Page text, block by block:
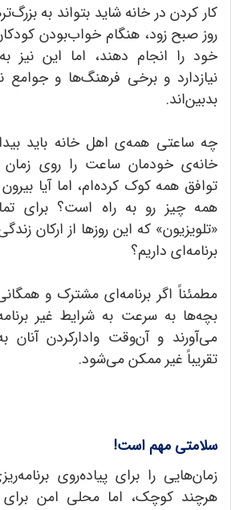
کار کردن در خانه شاید بتواند به
روز صبح زود، هنگام خواب‌بودن
خود را انجام دهند، اما این نیز
نیازدارد و برخی فرهنگ‌ها و جوامع
بدبین‌اند.
چه ساعتی همه‌ی اهل خانه باید
خانه‌ی خودمان ساعت را روی
توافق همه کوک کرده‌ام، اما آیا
همه چیز رو به راه است؟ برای
«تلویزیون» که این روزها از ارکان
برنامه‌ای داریم؟
مطمئناً اگر برنامه‌ای مشترک و
بچه‌ها به سرعت به شرایط غیر
می‌آورند و آن‌وقت وادارکردن
تقریباً غیر ممکن می‌شود.
سلامتی مهم است!
زمان‌هایی را برای پیاده‌روی
هرچند کوچک، اما محلی امن